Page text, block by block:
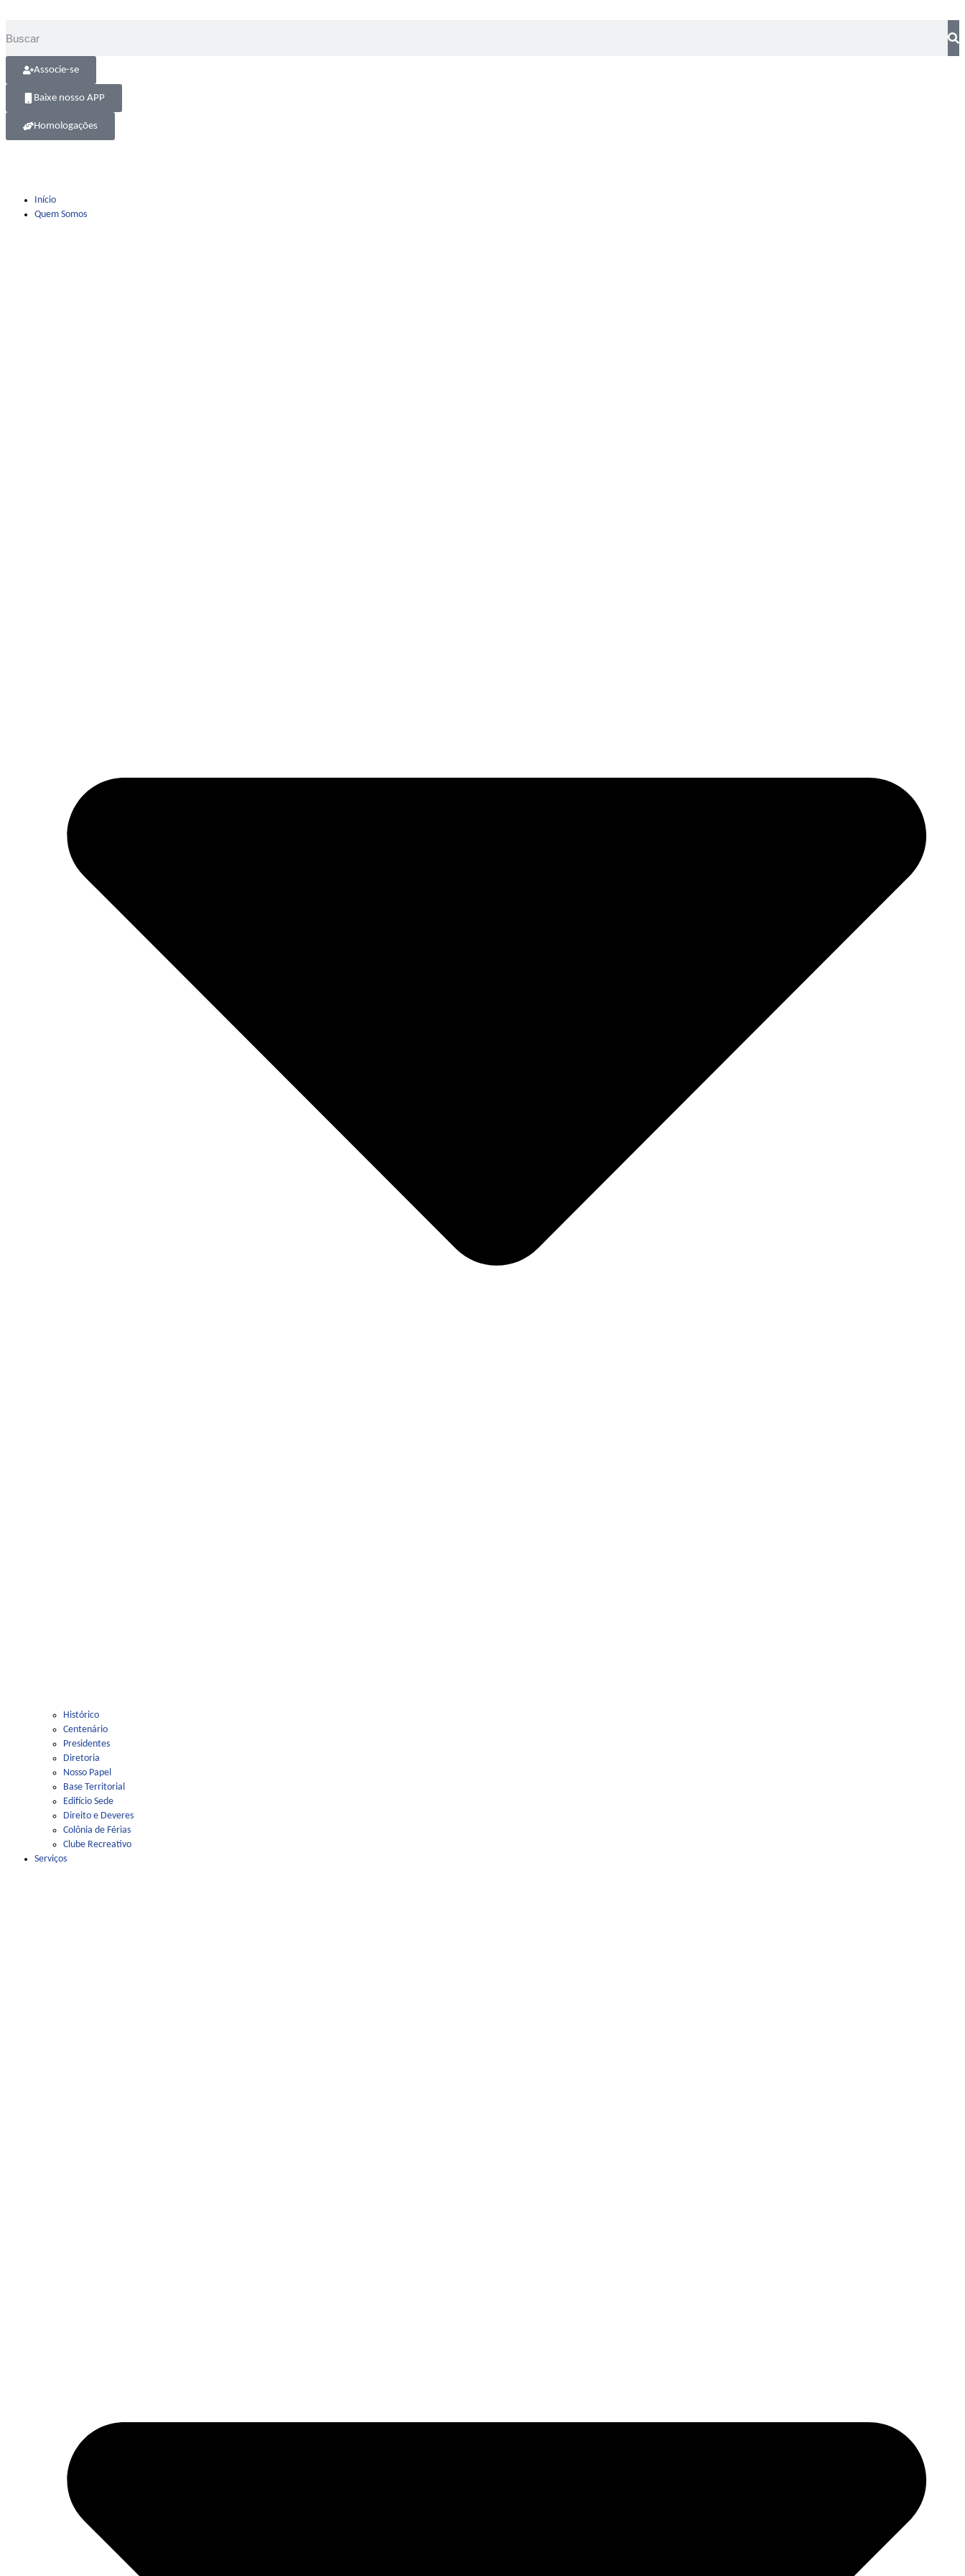
Associe-se
Baixe nosso APP
Homologações
Início
Quem Somos
Histórico
Centenário
Presidentes
Diretoria
Nosso Papel
Base Territorial
Edifício Sede
Direito e Deveres
Colônia de Férias
Clube Recreativo
Serviços